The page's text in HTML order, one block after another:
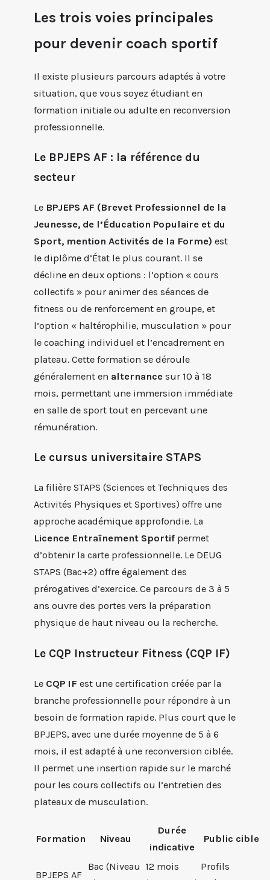
Les trois voies principales
pour devenir coach sportif
Il existe plusieurs parcours adaptés à votre
situation, que vous soyez étudiant en
formation initiale ou adulte en reconversion
professionnelle.
Le BPJEPS AF : la référence du
secteur
Le BPJEPS AF (Brevet Professionnel de la
Jeunesse, de l’Éducation Populaire et du
Sport, mention Activités de la Forme) est
le diplôme d’État le plus courant. Il se
décline en deux options : l’option « cours
collectifs » pour animer des séances de
fitness ou de renforcement en groupe, et
l’option « haltérophilie, musculation » pour
le coaching individuel et l’encadrement en
plateau. Cette formation se déroule
généralement en alternance sur 10 à 18
mois, permettant une immersion immédiate
en salle de sport tout en percevant une
rémunération.
Le cursus universitaire STAPS
La filière STAPS (Sciences et Techniques des
Activités Physiques et Sportives) offre une
approche académique approfondie. La
Licence Entraînement Sportif permet
d’obtenir la carte professionnelle. Le DEUG
STAPS (Bac+2) offre également des
prérogatives d’exercice. Ce parcours de 3 à 5
ans ouvre des portes vers la préparation
physique de haut niveau ou la recherche.
Le CQP Instructeur Fitness (CQP IF)
Le CQP IF est une certification créée par la
branche professionnelle pour répondre à un
besoin de formation rapide. Plus court que le
BPJEPS, avec une durée moyenne de 5 à 6
mois, il est adapté à une reconversion ciblée.
Il permet une insertion rapide sur le marché
pour les cours collectifs ou l’entretien des
plateaux de musculation.
Formation Niveau
Durée
indicative
Public cible
BPJEPS AF
Bac (Niveau 12 mois
Profils